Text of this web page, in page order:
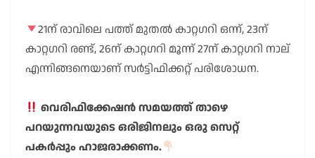
21ന് രാവിലെ പത്ത് മുതൽ കാറ്റഗറി ഒന്ന്, 23ന്
കാറ്റഗറി രണ്ട്, 26ന് കാറ്റഗറി മൂന്ന് 27ന് കാറ്റഗറി നാല്
എന്നിങ്ങനെയാണ് സർട്ടിഫിക്കറ്റ് പരിശോധന.
വെരിഫിക്കേഷൻ സമയത്ത് താഴെ
പറയുന്നവയുടെ ഒരിജിനലും ഒരു സെറ്റ്
പകർപ്പും ഹാജരാക്കണം.